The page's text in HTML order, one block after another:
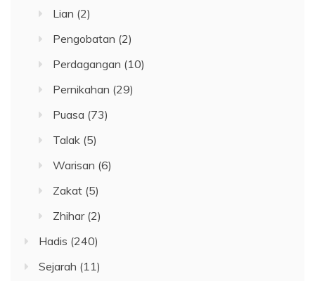
Lian (2)
Pengobatan (2)
Perdagangan (10)
Pernikahan (29)
Puasa (73)
Talak (5)
Warisan (6)
Zakat (5)
Zhihar(2)
Hadis (240)
Sejarah (11)